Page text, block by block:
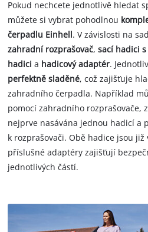
Pokud nechcete jednotlivě hledat
můžete si vybrat pohodlnou
čerpadlu Einhell. V závislosti na
zahradní rozprašovač,sací hadici
hadici a hadicový adaptér.
perfektně sladěné, což zajišťuje
zahradního čerpadla. Například
pomocí zahradního rozprašovače,
nejprve nasávána jednou hadicí a
k rozprašovači. Obě hadice jsou již
příslušné adaptéry zajišťují
jednotlivých částí.